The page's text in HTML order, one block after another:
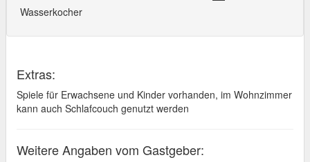
Wasserkocher
Extras:
Spiele für Erwachsene und Kinder vorhanden, im Wohnzimmer
kann auch Schlafcouch genutzt werden
Weitere Angaben vom Gastgeber: